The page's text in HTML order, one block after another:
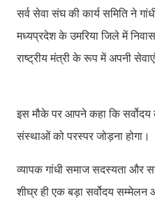
सर्व सेवा संघ की कार्य समिति ने
मध्यप्रदेश के उमरिया जिले में
राष्ट्रीय मंत्री के रूप में अपनी
इस मौके पर आपने कहा कि सर्वोदय
संस्थाओं को परस्पर जोड़ना होगा।
व्यापक गांधी समाज सदस्यता और
शीघ्र ही एक बड़ा सर्वोदय सम्मेलन